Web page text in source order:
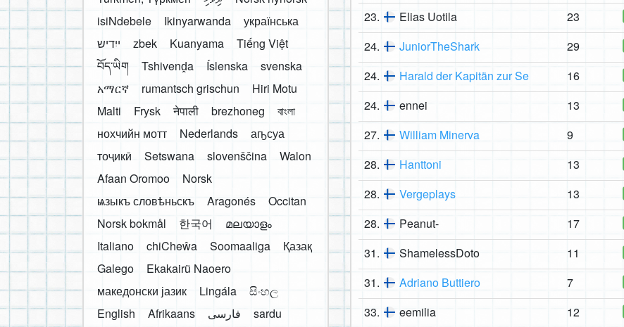
23. Elias Uotila 23
24. JuniorTheShark 29
24. Harald der Kapitän zur Se 16
24. ennei 13
27. William Minerva 9
28. Hanttoni 13
28. Vergeplays 13
28. Peanut- 17
31. ShamelessDoto 11
31. Adriano Buttiero 7
33. eemilia 12
isiNdebele
Ikinyarwanda
українська
ייִדיש
zbek Kuanyama
Tiếng Việt
བོད་ཡིག
Tshivenḓa Íslenska
svenska
አማርኛ
rumantsch grischun
Hiri Motu
Malti
Frysk नेपाली brezhoneg
বাংলা
нохчийн мотт
Nederlands
аҧсуа
тоҷикӣ
Setswana slovenščina
Walon
Afaan Oromoo
Norsk
ѩзыкъ словѣньскъ
Aragonés
Occitan
Norsk bokmål
한국어
മലയാളം
Italiano
chiCheŵa Soomaaliga
Қазақ
Galego
Ekakairũ Naoero
македонски јазик
Lingála
සිංහල
English
Afrikaans فارسی
sardu